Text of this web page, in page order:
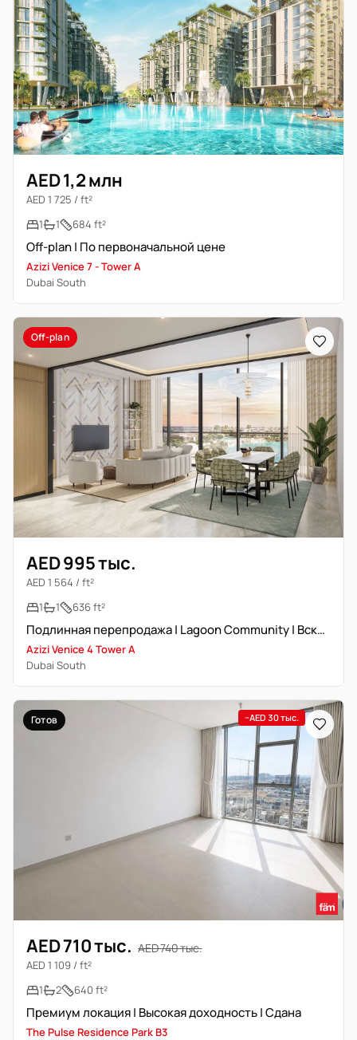
AED 1,2 млн
AED 1 725 / ft²
1
1 684 ft²
Off-plan | По первоначальной цене
Azizi Venice 7 - Tower A
Dubai South
Off-plan
AED 995 тыс.
AED 1 564 / ft²
1
1 636 ft²
Подлинная перепродажа | Lagoon Community | Вскоре сдача
Azizi Venice 4 Tower A
Dubai South
Готов −AED 30 тыс.
AED 710 тыс. AED 740 тыс.
AED 1 109 / ft²
1
2 640 ft²
Премиум локация | Высокая доходность | Сдана
The Pulse Residence Park B3